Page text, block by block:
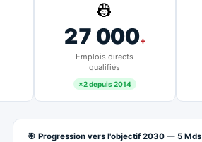
👷
27 000+
Emplois directs
qualifiés
×2 depuis 2014
🎯 Progression vers l'objectif 2030 — 5